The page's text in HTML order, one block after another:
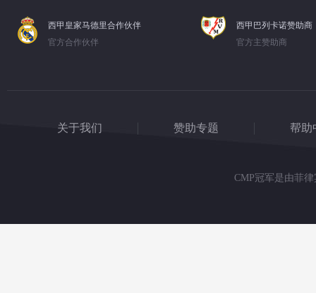
西甲皇家马德里合作伙伴
官方合作伙伴
西甲巴列卡诺赞助商
官方主赞助商
关于我们 赞助专题 帮助
CMP冠军是由菲